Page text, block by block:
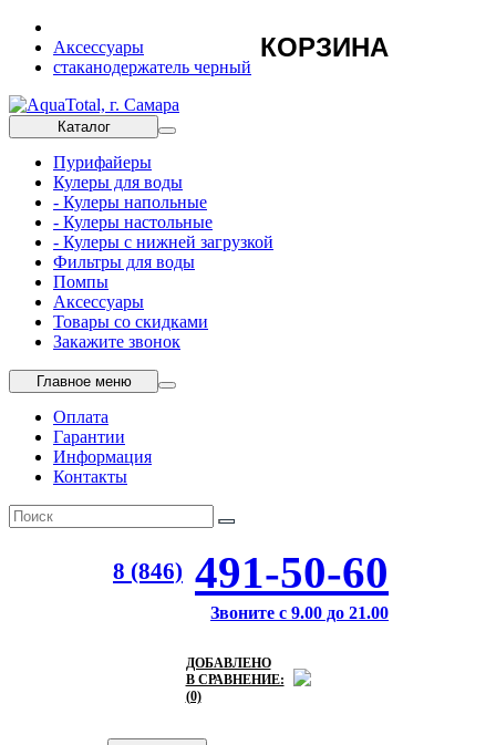
Аксессуары
стаканодержатель черный
Каталог
Пурифайеры
Кулеры для воды
- Кулеры напольные
- Кулеры настольные
- Кулеры с нижней загрузкой
Фильтры для воды
Помпы
Аксессуары
Товары со скидками
Закажите звонок
Главное меню
Оплата
Гарантии
Информация
Контакты
8 (846) 491-50-60
Звоните с 9.00 до 21.00
ДОБАВЛЕНО
В СРАВНЕНИЕ:
(0)
КОРЗИНА